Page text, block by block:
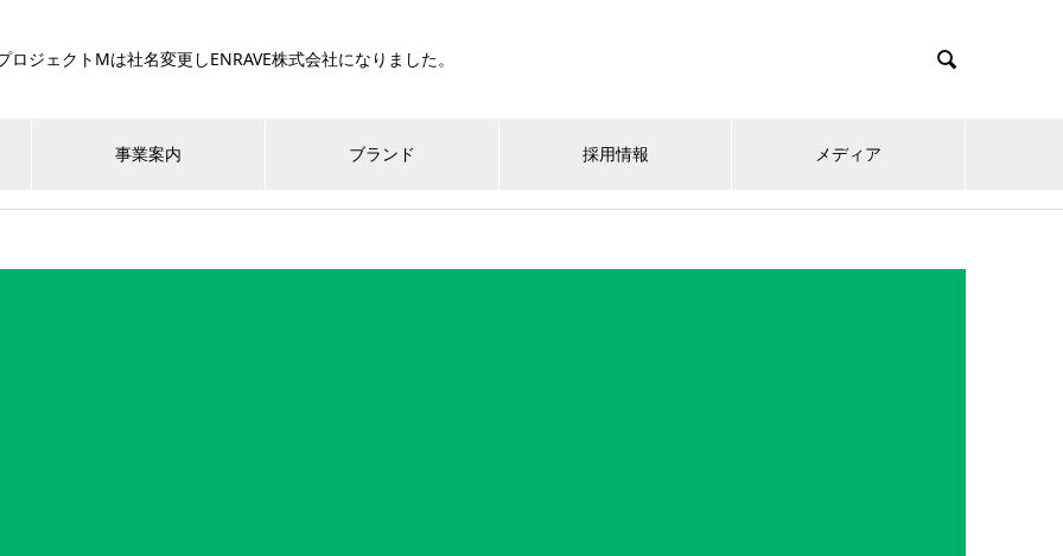
ジェクトMは社名変更しENRAVE株式会社になりました。 
事業案内 ブランド 採用情報 メディア